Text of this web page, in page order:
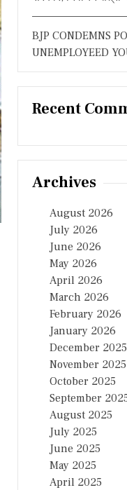
BJP CONDEMNS
UNEMPLOYEED
Recent
Archives
August 2026
July 2026
June 2026
May 2026
April 2026
March 2026
February 2026
January 2026
December 2025
November 2025
October 2025
September
August 2025
July 2025
June 2025
May 2025
April 2025